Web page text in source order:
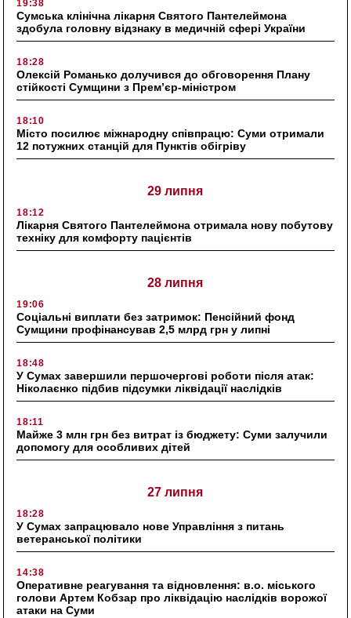
19:38
Сумська клінічна лікарня Святого Пантелеймона
здобула головну відзнаку в медичній сфері України
18:28
Олексій Романько долучився до обговорення Плану
стійкості Сумщини з Прем’єр-міністром
18:10
Місто посилює міжнародну співпрацю: Суми отримали
12 потужних станцій для Пунктів обігріву
29 липня
18:12
Лікарня Святого Пантелеймона отримала нову побутову
техніку для комфорту пацієнтів
28 липня
19:06
Соціальні виплати без затримок: Пенсійний фонд
Сумщини профінансував 2,5 млрд грн у липні
18:48
У Сумах завершили першочергові роботи після атак:
Ніколаєнко підбив підсумки ліквідації наслідків
18:11
Майже 3 млн грн без витрат із бюджету: Суми залучили
допомогу для особливих дітей
27 липня
18:28
У Сумах запрацювало нове Управління з питань
ветеранської політики
14:38
Оперативне реагування та відновлення: в.о. міського
голови Артем Кобзар про ліквідацію наслідків ворожої
атаки на Суми